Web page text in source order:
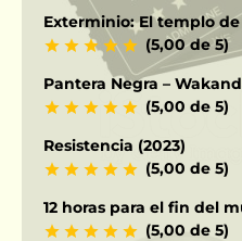
Exterminio: El templo de
(5,00 de 5)
Pantera Negra –
(5,00 de 5)
Resistencia (2023)
(5,00 de 5)
12 horas para el fin del
(5,00 de 5)